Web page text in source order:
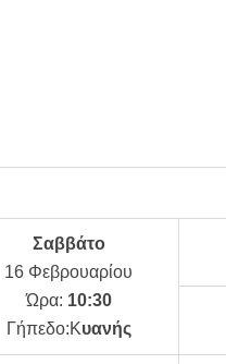
Σαββάτο
16 Φεβρουαρίου
Ώρα: 10:30
Γήπεδο:Κυανής